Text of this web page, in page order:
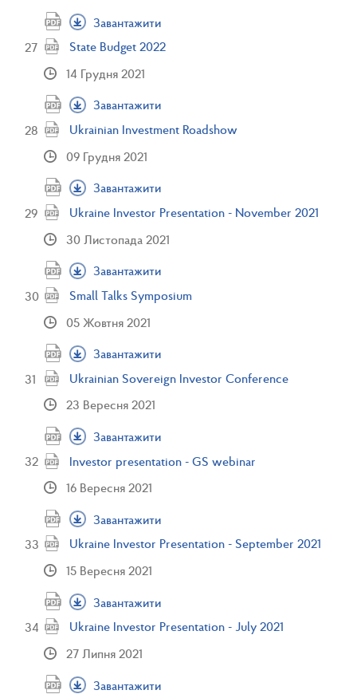
Завантажити
State Budget 2022
14 Грудня 2021
Завантажити
Ukrainian Investment Roadshow
09 Грудня 2021
Завантажити
Ukraine Investor Presentation - November 2021
30 Листопада 2021
Завантажити
Small Talks Symposium
05 Жовтня 2021
Завантажити
Ukrainian Sovereign Investor Conference
23 Вересня 2021
Завантажити
Investor presentation - GS webinar
16 Вересня 2021
Завантажити
Ukraine Investor Presentation - September 2021
15 Вересня 2021
Завантажити
Ukraine Investor Presentation - July 2021
27 Липня 2021
Завантажити